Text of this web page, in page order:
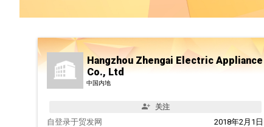
Hangzhou Zhengai Electric Appliance
Co., Ltd
中国内地
关注
自 2018年2月1日
登录于贸发网